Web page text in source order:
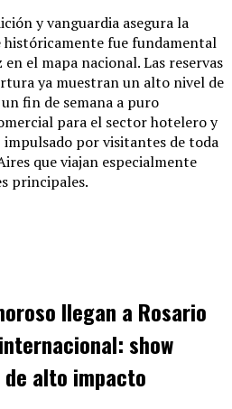
y vanguardia asegura la
históricamente fue fundamental
el mapa nacional. Las reservas
ya muestran un alto nivel de
fin de semana a puro
para el sector hotelero y
impulsado por visitantes de toda
que viajan especialmente
principales.
llegan a Rosario
show
alto impacto